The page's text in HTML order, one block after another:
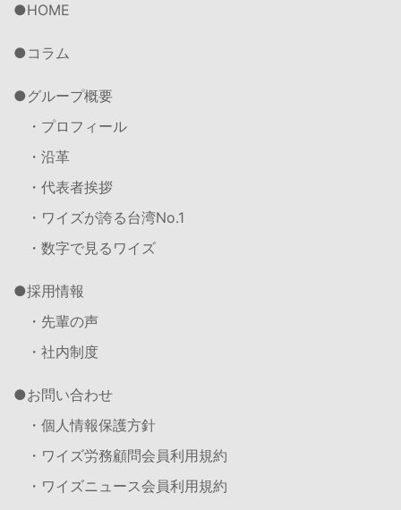
HOME
コラム
グループ概要
・プロフィール
・沿革
・代表者挨拶
・ワイズが誇る台湾No.1
・数字で見るワイズ
採用情報
・先輩の声
・社内制度
お問い合わせ
・個人情報保護方針
・ワイズ労務顧問会員利用規約
・ワイズニュース会員利用規約